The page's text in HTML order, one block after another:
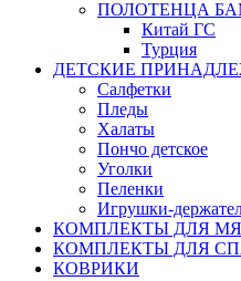
ПОЛОТЕНЦА
Китай ГС
Турция
ДЕТСКИЕ
Салфетки
Пледы
Халаты
Пончо детское
Уголки
Пеленки
Игрушки-
КОМПЛЕКТЫ ДЛЯ
КОМПЛЕКТЫ ДЛЯ
КОВРИКИ